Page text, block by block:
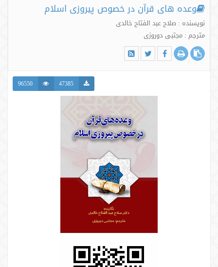
وعده های قرآن در خصوص پیروزی اسلام
نویسنده : صلاح عبد الفتاح خالدی
مترجم : مجتبی دوروزی
47385
96550